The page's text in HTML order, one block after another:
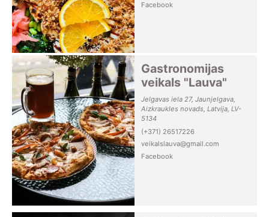
Facebook
Gastronomijas
veikals "Lauva"
Jelgavas iela 27, Jaunjelgava,
Aizkraukles novads, Latvija, LV-
5134
(+371) 26517226
veikalslauva@gmail.com
Facebook